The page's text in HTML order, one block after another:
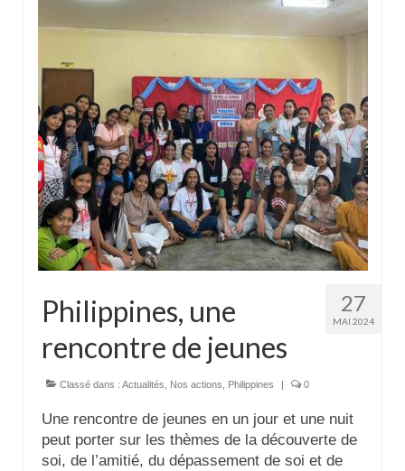
27
MAI 2024
Philippines, une
rencontre de jeunes
Classé dans : Actualités Nos actions Philippines 0
Une rencontre de jeunes en un jour et une nuit
peut porter sur les thèmes de la découverte de
soi, de l’amitié, du dépassement de soi et de